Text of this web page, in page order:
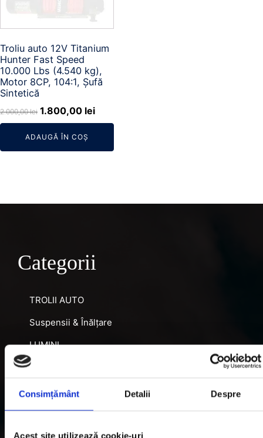
Consimțământ Detalii Despre
Acest site utilizează cookie-uri
Troliu auto 12V Titanium
Hunter Fast Speed
10.000 Lbs (4.540 kg),
Motor 8CP, 104:1, Șufă
Sintetică
2.000,00lei Prețul
inițial
a
fost:
1.800,00 leiPrețul
curent
1.800,00 lei.
ADAUGĂ ÎN COȘ
Categorii
TROLII AUTO
Suspensii & Înălțare
LUMINI
SNORKEL AUTO
ACCESORII RECUPERARE
DIFERENȚIALE BLOCABILE
DISTANTIERE